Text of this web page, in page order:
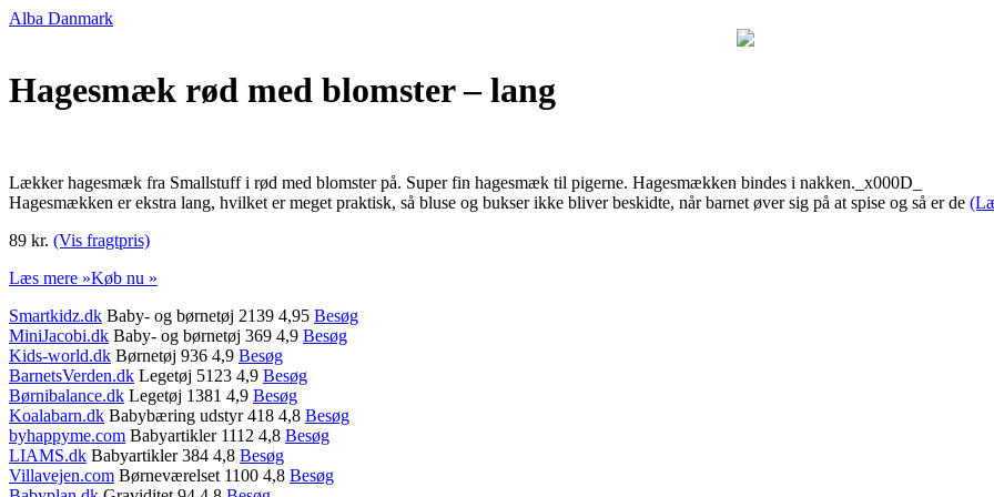
Alba Danmark
Hagesmæk rød med blomster – lang
Lækker hagesmæk fra Smallstuff i rød med blomster på. Super fin hagesmæk til pigerne. Hagesmækken bindes i nakken._x000D_
Hagesmækken er ekstra lang, hvilket er meget praktisk, så bluse og bukser ikke bliver beskidte, når barnet øver sig på at spise og så er de
89 kr. (Vis fragtpris)
Læs mere »Køb nu »
Smartkidz.dk Baby- og børnetøj 2139 4,95 Besøg
MiniJacobi.dk Baby- og børnetøj 369 4,9 Besøg
Kids-world.dk Børnetøj 936 4,9 Besøg
BarnetsVerden.dk Legetøj 5123 4,9 Besøg
Børnibalance.dk Legetøj 1381 4,9 Besøg
Koalabarn.dk Babybæring udstyr 418 4,8 Besøg
byhappyme.com Babyartikler 1112 4,8 Besøg
LIAMS.dk Babyartikler 384 4,8 Besøg
Villavejen.com Børneværelset 1100 4,8 Besøg